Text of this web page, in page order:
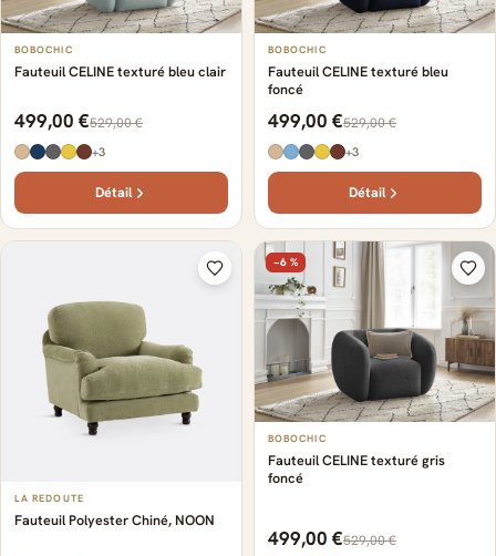
BOBOCHIC
Fauteuil CELINE texturé bleu clair
499,00 €529,00 €
+3
Détail
BOBOCHIC
Fauteuil CELINE texturé bleu
foncé
499,00 €529,00 €
+3
Détail
LA REDOUTE
Fauteuil Polyester Chiné, NOON
−6 %
BOBOCHIC
Fauteuil CELINE texturé gris
foncé
499,00 €529,00 €